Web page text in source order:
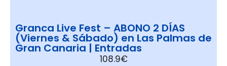
Granca Live Fest – ABONO 2 DÍAS
(Viernes & Sábado) en Las Palmas de
Gran Canaria | Entradas
108.9€